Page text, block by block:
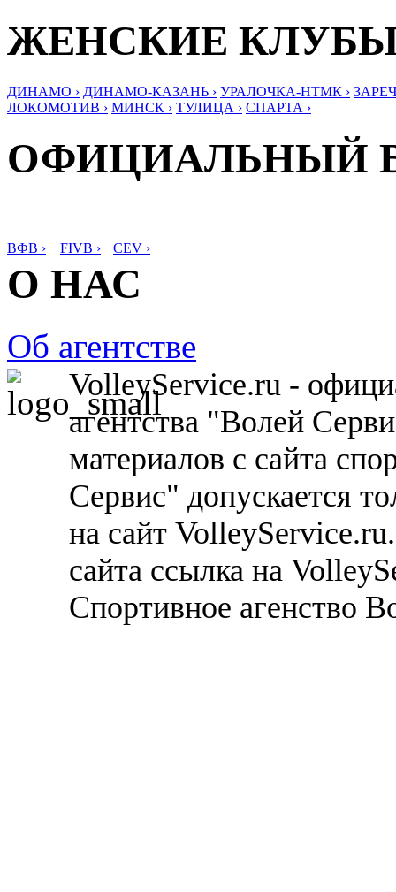
ЖЕНСКИЕ
ДИНАМО › ДИНАМО-КАЗАНЬ › УРАЛОЧКА-НТМК ›
ЛОКОМОТИВ › МИНСК › ТУЛИЦА › СПАРТА ›
ОФИЦИАЛЬНЫЙ
ВФВ › FIVB › CEV ›
О НАС
Об агентстве
VolleyService.ru -
агентства "Волей
материалов с сайта
Сервис" допускается
на сайт
сайта ссылка на
Спортивное агенство